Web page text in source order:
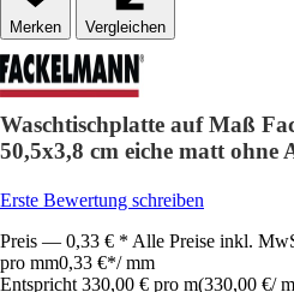
Vergleichen
Waschtischplatte auf Maß
50,5x3,8 cm eiche matt ohne
Erste Bewertung schreiben
Preis — 0,33 € * Alle Preise inkl.
pro mm0,33 €*/ mm
Entspricht 330,00 € pro m(330,00 €/ m